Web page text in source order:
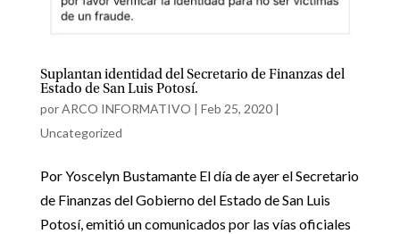
Suplantan identidad del Secretario de Finanzas del
Estado de San Luis Potosí.
porARCO INFORMATIVO | Feb 25, 2020|
Uncategorized
Por Yoscelyn Bustamante El día de ayer el Secretario
de Finanzas del Gobierno del Estado de San Luis
Potosí, emitió un comunicados por las vías oficiales